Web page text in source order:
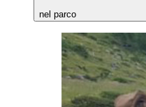
nel parco